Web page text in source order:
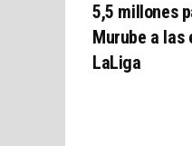
5,5 millones
Murube a las
LaLiga